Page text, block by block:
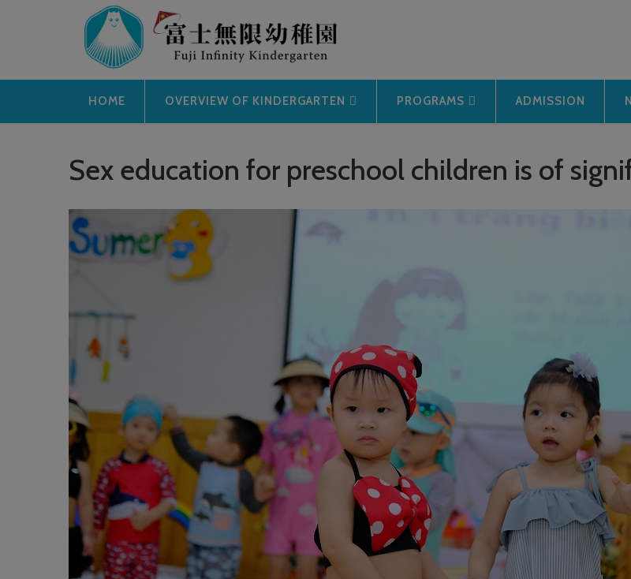
HOME OVERVIEW OF KINDERGARTEN PROGRAMS ADMISSION
Sex education for preschool children is of